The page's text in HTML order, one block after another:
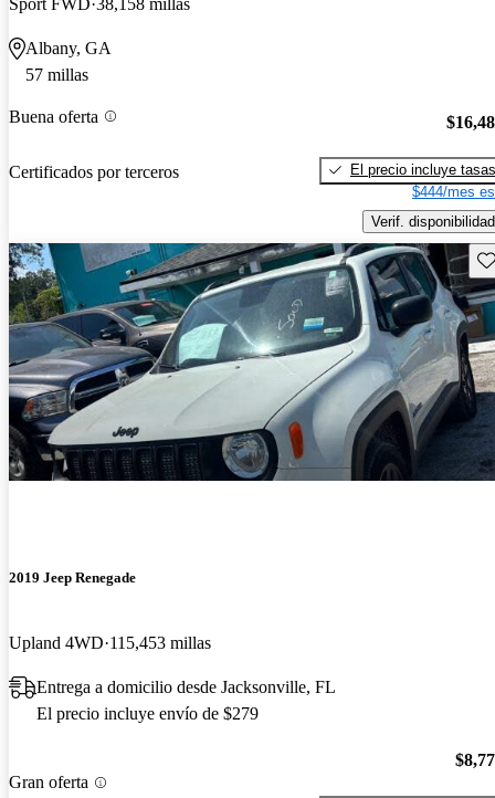
Sport FWD 38,158 millas
Albany, GA
57 millas
Buena oferta
Certificados por terceros
El precio incluye tasas
$444/mes
Verif. disponibilidad
2019 Jeep Renegade
Upland 4WD 115,453 millas
Entrega a domicilio desde Jacksonville, FL
El precio incluye envío de $279
Gran oferta